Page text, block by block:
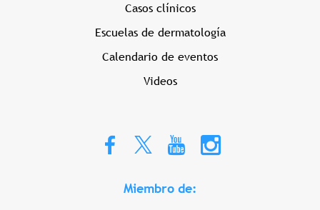
Casos clínicos
Escuelas de dermatología
Calendario de eventos
Videos
Miembro de: